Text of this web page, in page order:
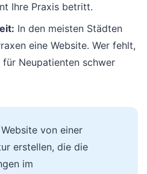
Ihre Praxis betritt.
In den meisten Städten
eine Website. Wer fehlt,
Neupatienten schwer
von einer
erstellen, die die
im